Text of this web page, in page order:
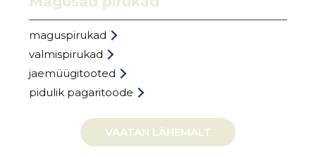
maguspirukad
valmispirukad
jaemüügitooted
pidulik pagaritoode
VAATAN LÄHEMALT